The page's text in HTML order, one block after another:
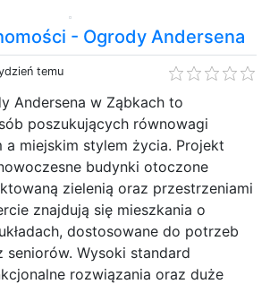
- Ogrody Andersena
temu
Andersena w Ząbkach to
poszukujących równowagi
a miejskim stylem życia. Projekt
budynki otoczone
zielenią oraz przestrzeniami
znajdują się mieszkania o
dostosowane do potrzeb
seniorów. Wysoki standard
rozwiązania oraz duże